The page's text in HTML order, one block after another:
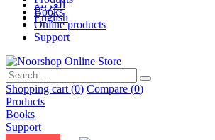
العربیه
English
Books
Online products
Support
Shopping cart (0) Compare (0)
Products
Books
Support